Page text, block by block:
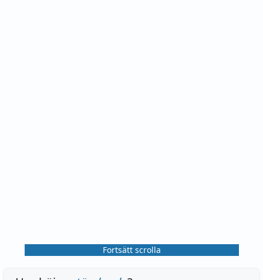
Fortsätt scrolla